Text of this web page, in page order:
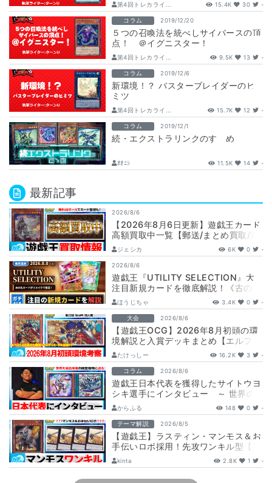
第4回トレカライ... 15.4K 30 -
コラム 2019/12/20
５つの召喚法を統べしサイバースの頂
点！ ＠イグニスター！
第4回トレカライ... 9.5K 13 -
コラム 2019/12/6
新環境！？ バスターブレイダーのヒ
ミツ
第4回トレカライ... 15.7K 12 -
コラム 2019/12/1
続・エクストラリンクのすゝめ
ｵｵﾆｼ 11.5K 14 -
最新記事
2026/8/6
【2026年8月6日更新】遊戯王カード
高額買取中一覧【郵送/まとめ買取/買
取表/相場/レリーフ】
ジェシカ 6K 0 -
2026/8/6
遊戯王『UTILITY SELECTION』大
注目新規カードを徹底解説！《古の秘
儀/聖なる心のバリア －マイン…
ほうじちゃ 3.4K 0 -
大会 2026/8/6
【遊戯王OCG】2026年8月初頭の環
境解説と入賞デッキまとめ【エルフェ
ンノーツ/トゥーン/キラーチューン/
ウ…
たけっしー 16.2K 3 -
コラム 2026/8/6
遊戯王日本代表を獲得したサイトウヨ
シキ選手にインタビュー ～ 世界の
舞台へ挑む、サイトウ選手の軌跡と決
意 ～
からふる 148 0 -
テーマ解説 2026/8/5
【遊戯王】ラスティン・マンモス＆お
手伝いロボ採用！先攻ワンキル型【列
車】デッキ解説と展開
kinta 2.8K 1 -